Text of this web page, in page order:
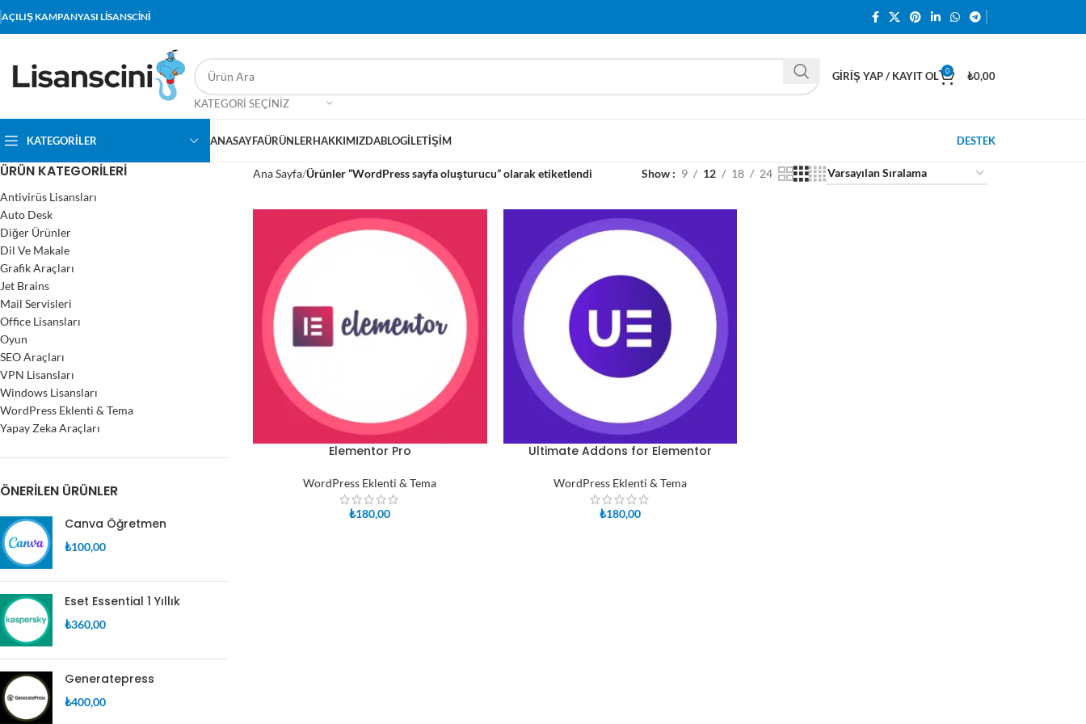
AÇILIŞ KAMPANYASI LİSANSCİNİ
KATEGORI SEÇINIZ
GIRIŞ YAP / KAYIT OL 0 ₺0,00
KATEGORİLER ANASAYFAÜRÜNLERHAKKIMIZDABLOGİLETIŞIM DESTEK
ÜRÜN KATEGORILERI
Antivirüs Lisansları
Auto Desk
Diğer Ürünler
Dil Ve Makale
Grafik Araçları
Jet Brains
Mail Servisleri
Office Lisansları
Oyun
SEO Araçları
VPN Lisansları
Windows Lisansları
WordPress Eklenti & Tema
Yapay Zeka Araçları
ÖNERILEN ÜRÜNLER
Canva Öğretmen
₺100,00
Eset Essential 1 Yıllık
₺360,00
Generatepress
₺400,00
Ana Sayfa Ürünler “WordPress sayfa oluşturucu” olarak etiketlendi Show 9 12 18 24
Elementor Pro
WordPress Eklenti & Tema
₺180,00
SEPETE EKLE
Ultimate Addons for Elementor
WordPress Eklenti & Tema
₺180,00